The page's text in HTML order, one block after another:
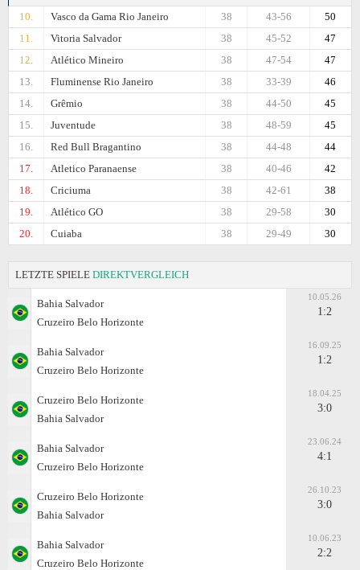
10.
Vasco da Gama Rio Janeiro 50
43-56
38
11.
Vitoria Salvador 47
45-52
38
12.
Atlético Mineiro 47
47-54
38
13.
Fluminense Rio Janeiro 46
33-39
38
14.
Grêmio 45
44-50
38
15.
Juventude 45
48-59
38
16.
Red Bull Bragantino 44
44-48
38
17.
Atletico Paranaense 42
40-46
38
18.
Criciuma 38
42-61
38
19.
Atlético GO 30
29-58
38
20.
Cuiaba 30
29-49
38
LETZTE SPIELE DIREKTVERGLEICH
Bahia Salvador
Cruzeiro Belo Horizonte
10.05.26
1:2
Bahia Salvador
Cruzeiro Belo Horizonte
16.09.25
1:2
Cruzeiro Belo Horizonte
Bahia Salvador
18.04.25
3:0
Bahia Salvador
Cruzeiro Belo Horizonte
23.06.24
4:1
Cruzeiro Belo Horizonte
Bahia Salvador
26.10.23
3:0
Bahia Salvador
Cruzeiro Belo Horizonte
10.06.23
2:2